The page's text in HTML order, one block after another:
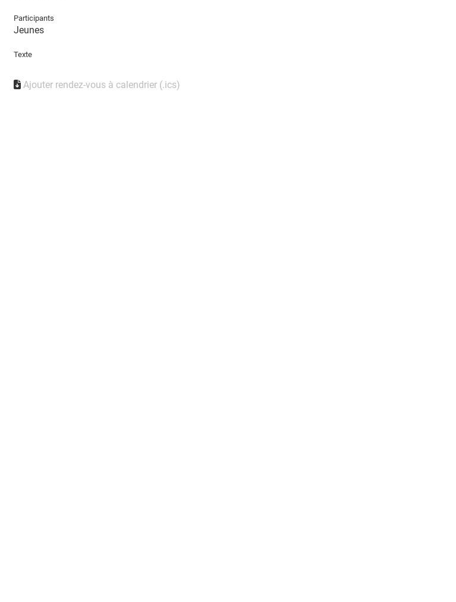
Participants
Jeunes
Texte
Ajouter rendez-vous à calendrier (.ics)